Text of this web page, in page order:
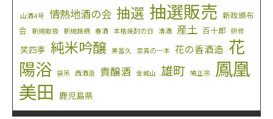
山酒4号 情熱地酒の会 抽選 抽選販売 新政頒布
会
新規取扱 新規銘柄 春酒 本格焼酎の日 清酒 産土 百十郎 研修
笑四季 純米吟醸 美冨久 至高の一本 花の香酒造 花
陽浴
袋吊 西酒造 貴醸酒 金城山 雄町 鳩正宗
鳳凰
美田
鹿児島県